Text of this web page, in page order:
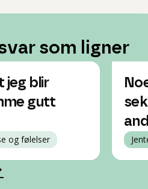
som ligner
jeg blir
gutt
og følelser